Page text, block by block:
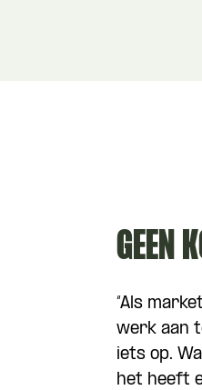
GEEN
“Als
werk aan
iets op.
het heeft